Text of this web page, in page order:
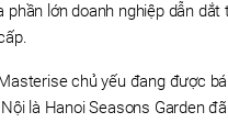
phần lớn doanh nghiệp dẫn
chủ yếu đang được
là Hanoi Seasons Garden